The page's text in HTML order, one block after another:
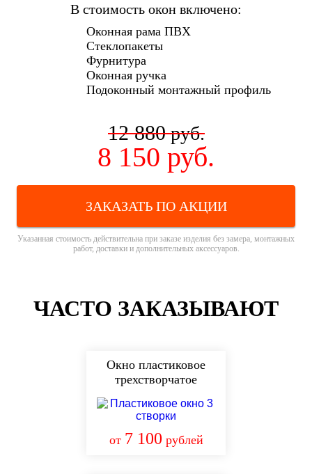
В стоимость окон включено:
Оконная рама ПВХ
Стеклопакеты
Фурнитура
Оконная ручка
Подоконный монтажный профиль
12 880руб.
8 150 руб.
ЗАКАЗАТЬ ПО АКЦИИ
Указанная стоимость действительна при заказе изделия без замера, монтажных
работ, доставки и дополнительных аксессуаров.
ЧАСТО ЗАКАЗЫВАЮТ
Окно пластиковое
трехстворчатое
от 7 100 рублей